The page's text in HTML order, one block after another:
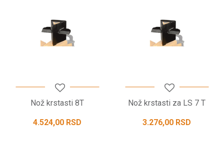
Nož krstasti 8T
4.524,00 RSD
Nož krstasti za LS 7 T
3.276,00 RSD